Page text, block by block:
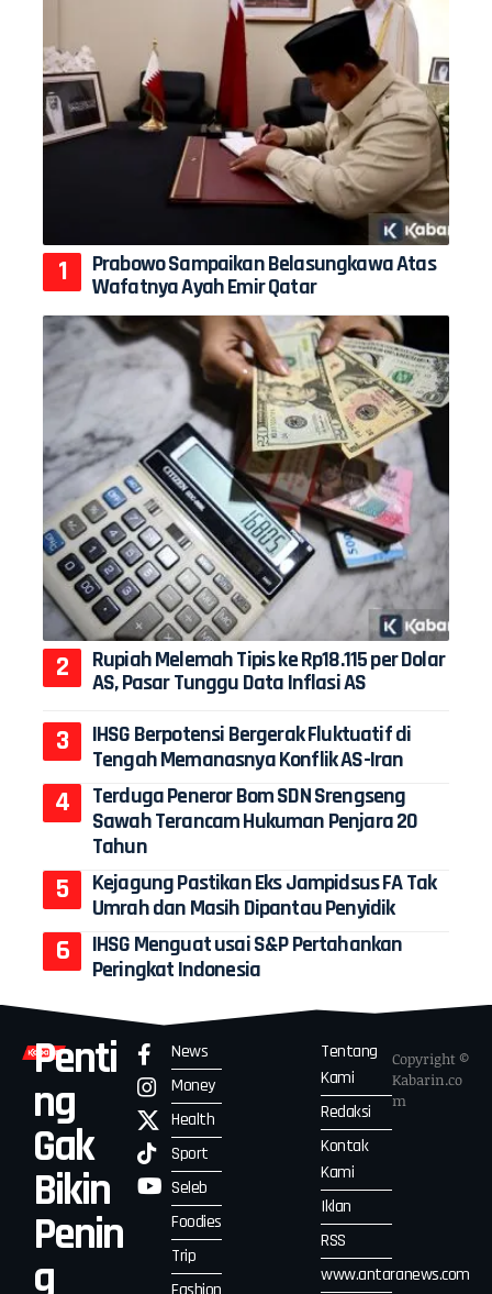
Prabowo Sampaikan Belasungkawa Atas
Wafatnya Ayah Emir Qatar
Rupiah Melemah Tipis ke Rp18.115 per Dolar
AS, Pasar Tunggu Data Inflasi AS
IHSG Berpotensi Bergerak Fluktuatif di
Tengah Memanasnya Konflik AS-Iran
Terduga Peneror Bom SDN Srengseng
Sawah Terancam Hukuman Penjara 20
Tahun
Kejagung Pastikan Eks Jampidsus FA Tak
Umrah dan Masih Dipantau Penyidik
IHSG Menguat usai S&P Pertahankan
Peringkat Indonesia
Penti
ng
Gak
Bikin
Penin
g
News
Money
Health
Sport
Seleb
Foodies
Trip
Tentang
Kami
Redaksi
Kontak
Kami
Iklan
RSS
www.antaranews.com
Copyright ©
Kabarin.co
m